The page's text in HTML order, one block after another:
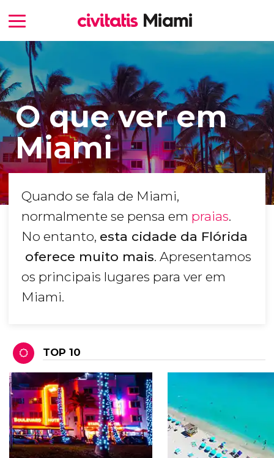
O que ver em
Miami
Quando se fala de Miami,
normalmente se pensa em praias.
No entanto, esta cidade da Flórida​
oferece muito mais. Apresentamos
os principais lugares para ver em
Miami.
TOP 10